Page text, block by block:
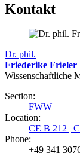
Kontakt
Dr. phil.
Friederike Frieler
Wissenschaftliche
Section:
FWW
Location:
CE B 212 |
Phone:
+49 341